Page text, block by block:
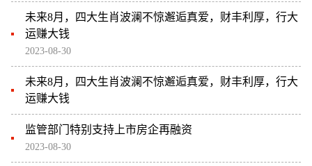
未来8月，四大生肖波澜不惊邂逅真爱，财丰利厚，行大
运赚大钱
2023-08-30
未来8月，四大生肖波澜不惊邂逅真爱，财丰利厚，行大
运赚大钱
监管部门特别支持上市房企再融资
2023-08-30